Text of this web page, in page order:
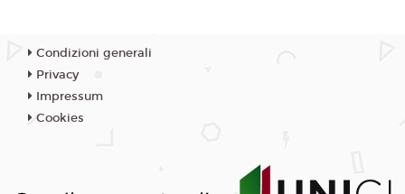
Condizioni generali
Privacy
Impressum
Cookies